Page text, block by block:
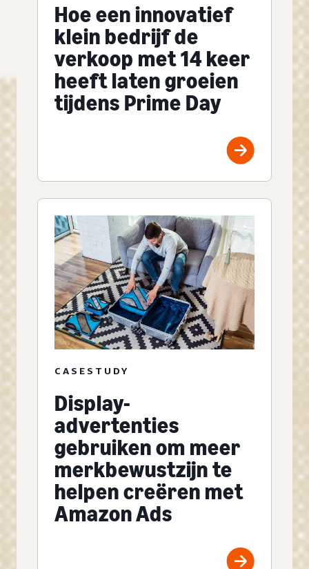
Hoe een innovatief
klein bedrijf de
verkoop met 14 keer
heeft laten groeien
tijdens Prime Day
CASESTUDY
Display-
advertenties
gebruiken om meer
merkbewustzijn te
helpen creëren met
Amazon Ads